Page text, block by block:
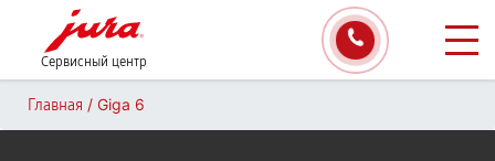
Сервисный центр
Главная / Giga 6